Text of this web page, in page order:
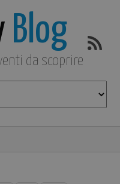
Blog
da scoprire